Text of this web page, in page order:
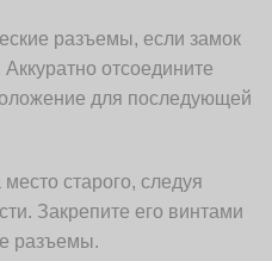
разъемы, если замок
отсоедините
для последующей
старого, следуя
Закрепите его винтами
разъемы.